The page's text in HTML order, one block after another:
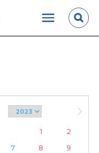
1
2
7 8
9